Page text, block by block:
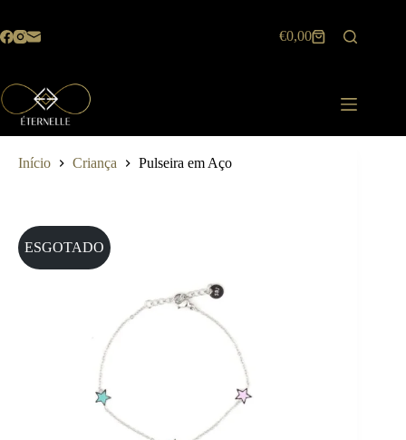
o
Carrinho
€0,00
Início Criança Pulseira em Aço
ESGOTADO